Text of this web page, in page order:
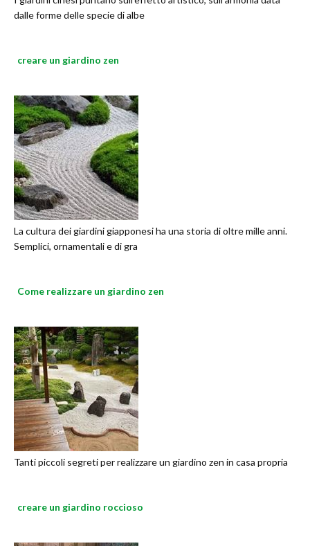
dalle forme delle specie di albe
creare un giardino zen
La cultura dei giardini giapponesi ha una storia di oltre mille anni.
Semplici, ornamentali e di gra
Come realizzare un giardino zen
Tanti piccoli segreti per realizzare un giardino zen in casa propria
creare un giardino roccioso